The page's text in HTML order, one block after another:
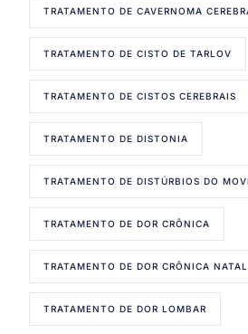
TRATAMENTO DE CAVERNOMA
TRATAMENTO DE CISTO DE TARLOV
TRATAMENTO DE CISTOS CEREBRAIS
TRATAMENTO DE DISTONIA
TRATAMENTO DE DISTÚRBIOS DO
TRATAMENTO DE DOR CRÔNICA
TRATAMENTO DE DOR CRÔNICA NATAL
TRATAMENTO DE DOR LOMBAR